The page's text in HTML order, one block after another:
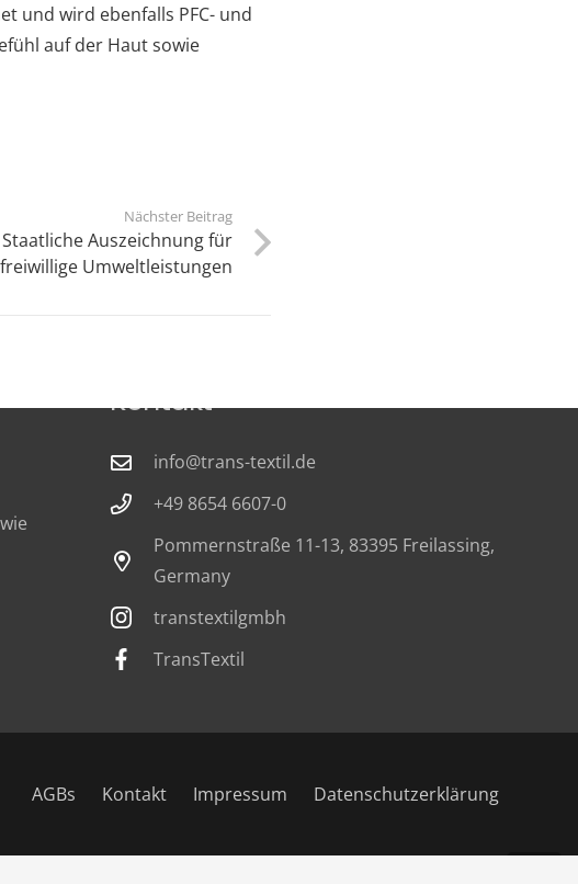
und wird ebenfalls PFC- und
auf der Haut sowie
Nächster Beitrag
Staatliche Auszeichnung für
freiwillige Umweltleistungen
Kontakt
info@trans-textil.de
+49 8654 6607-0
Pommernstraße 11-13, 83395 Freilassing,
Germany
transtextilgmbh
TransTextil
AGBs Kontakt Impressum Datenschutzerklärung